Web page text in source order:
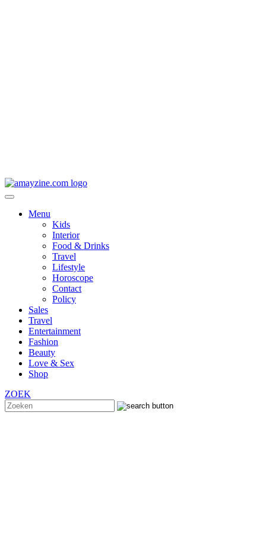
Menu
Kids
Interior
Food & Drinks
Travel
Lifestyle
Horoscope
Contact
Policy
Sales
Travel
Entertainment
Fashion
Beauty
Love & Sex
Shop
ZOEK